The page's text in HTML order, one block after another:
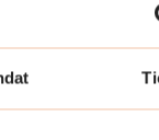
kulutuksella